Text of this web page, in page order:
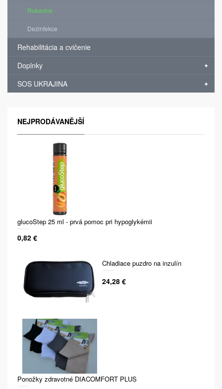
Rukavice
Dezinfekce
Rehabilitácia a cvičenie
Doplnky
SOS UKRAJINA
NEJPRODÁVANĚJŠÍ
glucoStep 25 ml - prvá pomoc pri hypoglykémii
0,82 €
Chladiace puzdro na inzulín
24,28 €
Ponožky zdravotné DIACOMFORT PLUS